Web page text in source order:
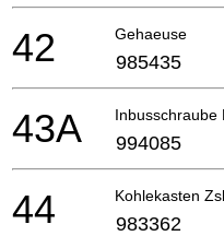
Gehaeuse
42 985435
Inbusschraube
43A 994085
Kohlekasten
44 983362